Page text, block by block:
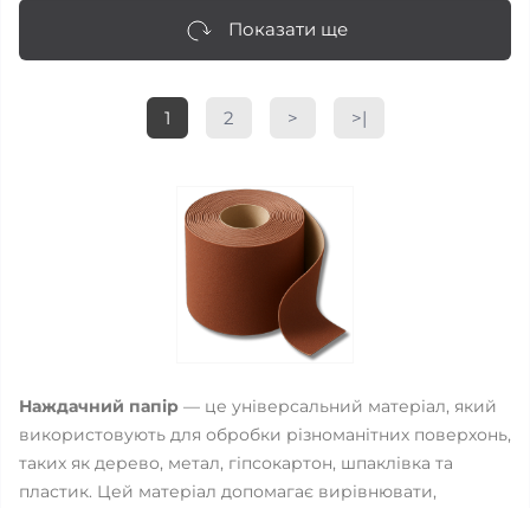
Показати ще
1 2 > >|
Наждачний папір — це універсальний матеріал, який
використовують для обробки різноманітних поверхонь,
таких як дерево, метал, гіпсокартон, шпаклівка та
пластик. Цей матеріал допомагає вирівнювати,